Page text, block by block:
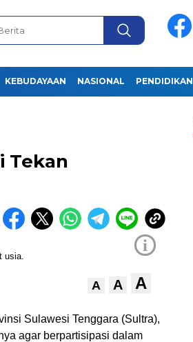
KEBUDAYAAN NASIONAL PENDIDIKAN
Tekan
i
A A A
Sulawesi Tenggara (Sultra),
agar berpartisipasi dalam